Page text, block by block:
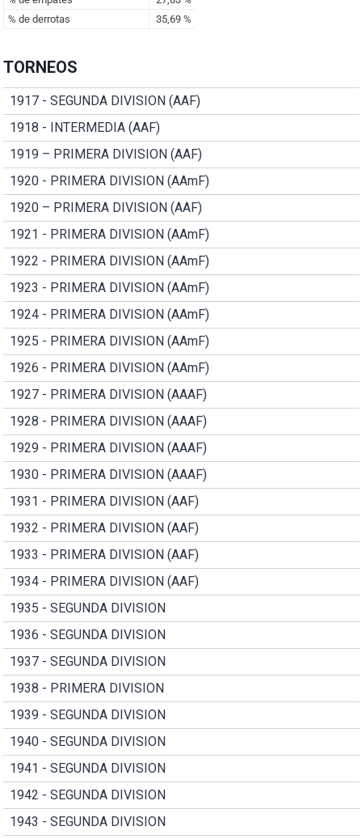
TORNEOS
1917 - SEGUNDA DIVISION (AAF)
1918 - INTERMEDIA (AAF)
1919 – PRIMERA DIVISION (AAF)
1920 - PRIMERA DIVISION (AAmF)
1920 – PRIMERA DIVISION (AAF)
1921 - PRIMERA DIVISION (AAmF)
1922 - PRIMERA DIVISION (AAmF)
1923 - PRIMERA DIVISION (AAmF)
1924 - PRIMERA DIVISION (AAmF)
1925 - PRIMERA DIVISION (AAmF)
1926 - PRIMERA DIVISION (AAmF)
1927 - PRIMERA DIVISION (AAAF)
1928 - PRIMERA DIVISION (AAAF)
1929 - PRIMERA DIVISION (AAAF)
1930 - PRIMERA DIVISION (AAAF)
1931 - PRIMERA DIVISION (AAF)
1932 - PRIMERA DIVISION (AAF)
1933 - PRIMERA DIVISION (AAF)
1934 - PRIMERA DIVISION (AAF)
1935 - SEGUNDA DIVISION
1936 - SEGUNDA DIVISION
1937 - SEGUNDA DIVISION
1938 - PRIMERA DIVISION
1939 - SEGUNDA DIVISION
1940 - SEGUNDA DIVISION
1941 - SEGUNDA DIVISION
1942 - SEGUNDA DIVISION
1943 - SEGUNDA DIVISION